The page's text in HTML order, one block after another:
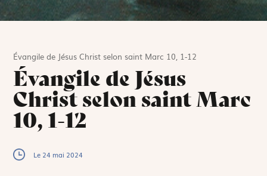
Évangile de Jésus Christ selon saint Marc 10, 1-12
Évangile de Jésus
Christ selon saint Marc
10, 1-12
Le 24 mai 2024